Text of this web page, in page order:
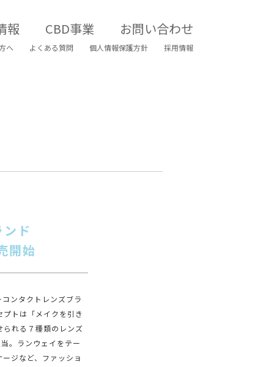
報 CBD事業 お問い合わせ
へ よくある質問 個人情報保護方針 採用情報
ド
開始
ンタクトレンズブラ
トは「メイクを引き
れる７種類のレンズ
。ランウェイをテー
ジなど、ファッショ